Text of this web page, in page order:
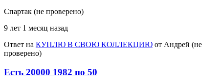
Спартак (не проверено)
9 лет 1 месяц назад
Ответ на КУПЛЮ В СВОЮ КОЛЛЕКЦИЮ от Андрей (не
проверено)
Есть 20000 1982 по 50